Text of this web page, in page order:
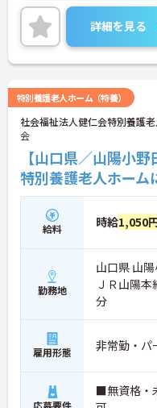
詳細を見る
特別養護老人ホーム（特養）
社会福祉法人健仁会特別養護
会
【山口県／山陽小
特別養護老人ホーム
給料 時給1,050
勤務地
山口県 山
ＪＲ山陽
分
雇用形態 非常勤・パ
■無資格・